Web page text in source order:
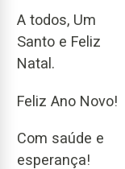
A todos, Um
Santo e Feliz
Natal.
Feliz Ano Novo!
Com saúde e
esperança!